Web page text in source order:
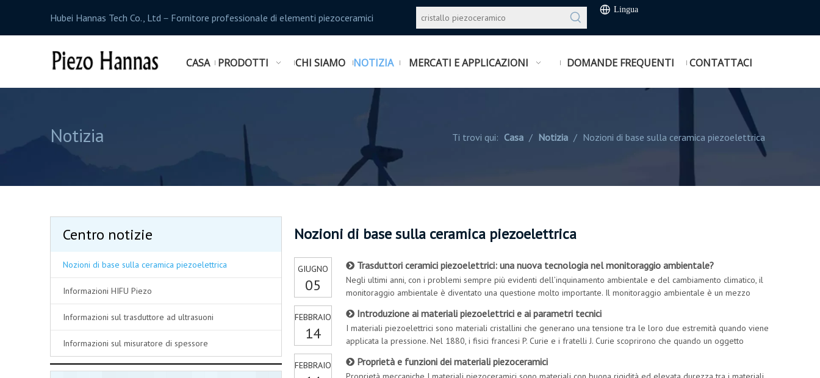
Hubei Hannas Tech Co., Ltd－Fornitore professionale di elementi piezoceramici
Lingua
CASA PRODOTTI CHI SIAMO NOTIZIA MERCATI E APPLICAZIONI DOMANDE FREQUENTI CONTATTACI
Notizia Ti trovi qui: Casa / Notizia / Nozioni di base sulla ceramica piezoelettrica
Centro notizie
Nozioni di base sulla ceramica piezoelettrica
Informazioni HIFU Piezo
Informazioni sul trasduttore ad ultrasuoni
Informazioni sul misuratore di spessore
Nozioni di base sulla ceramica piezoelettrica
GIUGNO
05
Trasduttori ceramici piezoelettrici: una nuova tecnologia nel monitoraggio ambientale?
Negli ultimi anni, con i problemi sempre più evidenti dell’inquinamento ambientale e del cambiamento climatico, il
monitoraggio ambientale è diventato una questione molto importante. Il monitoraggio ambientale è un mezzo
FEBBRAIO
14
Introduzione ai materiali piezoelettrici e ai parametri tecnici
I materiali piezoelettrici sono materiali cristallini che generano una tensione tra le loro due estremità quando viene
applicata la pressione. Nel 1880, i fisici francesi P. Curie e i fratelli J. Curie scoprirono che quando un oggetto
FEBBRAIO
Proprietà e funzioni dei materiali piezoceramici